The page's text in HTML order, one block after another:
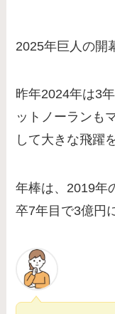
2025年巨人の開
昨年2024年は3
ットノーランも
して大きな飛躍
年棒は、2019年
卒7年目で3億円